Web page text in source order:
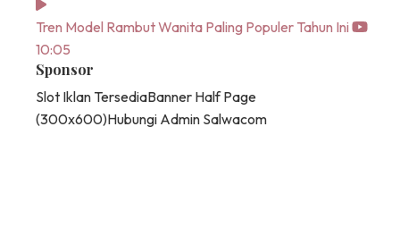
Tren Model Rambut Wanita Paling Populer Tahun Ini
10:05
Sponsor
Slot Iklan TersediaBanner Half Page
(300x600)Hubungi Admin Salwacom